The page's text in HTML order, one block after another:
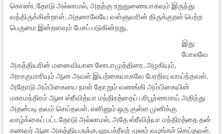
கொண்டதோடு அல்லாமல், அதற்கு உறுதுணையாகவும் இருந்து
வந்திருக்கின்றாள். அதனாலேயே வள்ளுவரின் திருக்குறள் பெற்ற
பெருமை இன்றளவும் பேசப் படுகின்றது.
இது
போலவே
அகத்தியரின் மனைவியான லோபாமுத்திரை. அழகியும்,
அரசகுமாரியும் ஆன அவள் இயற்கையாகவே பேரறிவு வாய்ந்தவள்.
அதோடு அம்பிகையை நாள் தோறும் வணங்கி அம்பிகையின்
மகாமந்திரம் ஆன ஸ்ரீவித்யா மந்திரத்தைப் பரிபூர்ணமாய் அறிந்து
அதன்படி தவம் செய்தவள். எனினும் ஒரு குள்ள முனிக்கு
வாழ்க்கைப் பட்டதோடு அல்லாமல், அதே ஸ்ரீவித்யா மந்திரத்தை தன்
கணவர் ஆன அகத்தியருக்கு ஹயக்ரீவர் மூலம் வழங்கச் செய்தவள்.